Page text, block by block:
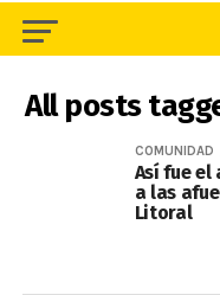
All posts
COMUNIDAD
Así fue el
a las
Litoral